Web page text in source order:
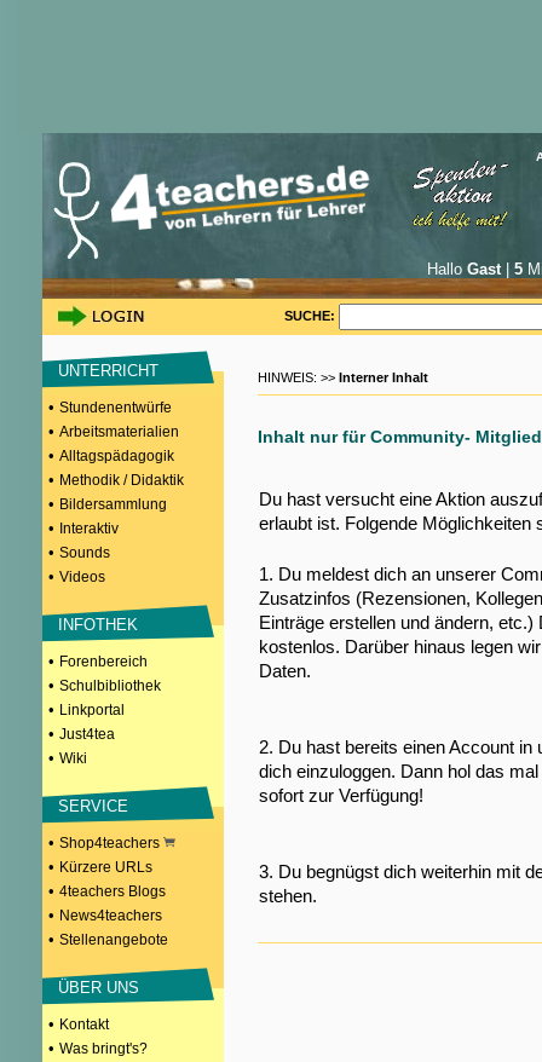
Hallo Gast| 5
SUCHE:
UNTERRICHT
• Stundenentwürfe
• Arbeitsmaterialien
• Alltagspädagogik
• Methodik / Didaktik
• Bildersammlung
• Interaktiv
• Sounds
• Videos
INFOTHEK
• Forenbereich
• Schulbibliothek
• Linkportal
• Just4tea
• Wiki
SERVICE
• Shop4teachers
• Kürzere URLs
• 4teachers Blogs
• News4teachers
• Stellenangebote
ÜBER UNS
• Kontakt
• Was bringt's?
HINWEIS: >> Interner Inhalt
Inhalt nur für Community-
Du hast versucht eine Aktion
erlaubt ist. Folgende Möglichkeiten
1. Du meldest dich an unserer
Zusatzinfos (Rezensionen,
Einträge erstellen und ändern,
kostenlos. Darüber hinaus legen
Daten.
2. Du hast bereits einen Account
dich einzuloggen. Dann hol das
sofort zur Verfügung!
3. Du begnügst dich weiterhin mit
stehen.